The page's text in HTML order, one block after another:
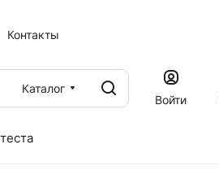
Контакты
Каталог
Войти